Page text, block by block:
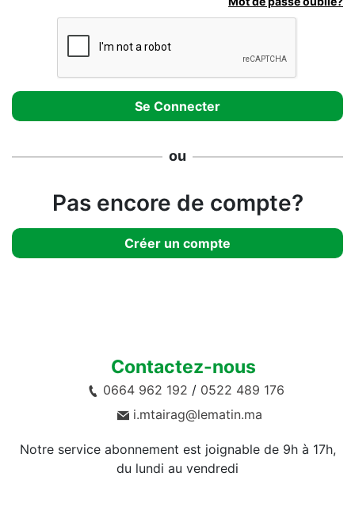
ou
Pas encore de compte?
Créer un compte
Contactez-nous
0664 962 192 / 0522 489 176
i.mtairag@lematin.ma
Notre service abonnement est joignable de 9h à 17h,
du lundi au vendredi